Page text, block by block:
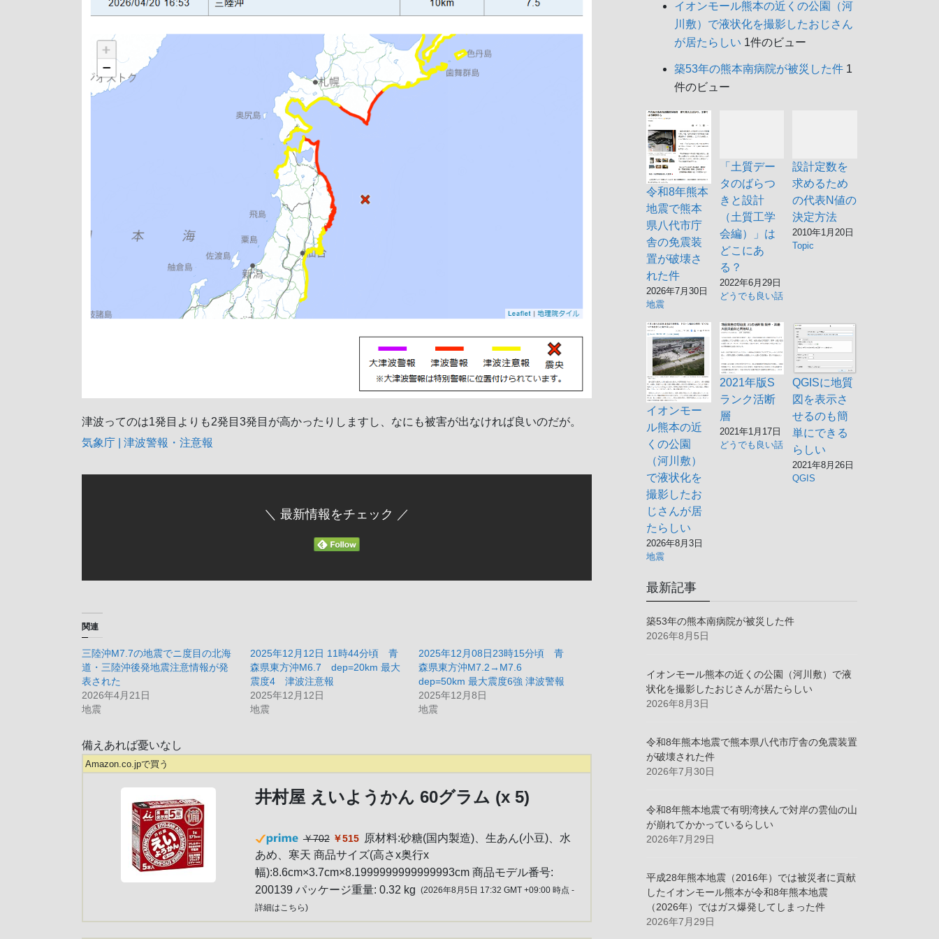
津波ってのは1発目よりも2発目3発目が高かったりしますし、なにも被害が出なければ良いのだが。
気象庁 | 津波警報・注意報
＼ 最新情報をチェック ／
関連
三陸沖M7.7の地震でニ度目の北海
道・三陸沖後発地震注意情報が発
表された
2026年4月21日
地震
2025年12月12日 11時44分頃 青
森県東方沖M6.7 dep=20km 最大
震度4 津波注意報
2025年12月12日
地震
2025年12月08日23時15分頃 青
森県東方沖M7.2→M7.6
dep=50km 最大震度6強 津波警報
2025年12月8日
地震
備えあれば憂いなし
Amazon.co.jpで買う
井村屋 えいようかん 60グラム (x 5)
￥702 ￥515 原材料:砂糖(国内製造)、生あん(小豆)、水
あめ、寒天 商品サイズ(高さx奥行x
幅):8.6cm×3.7cm×8.1999999999999993cm 商品モデル番号:
200139 パッケージ重量: 0.32 kg
(2026年8月5日 17:32 GMT +09:00 時点 -
詳細はこちら)
Amazon.co.jpで買う
FORESIA 耐震マット
業務用 20枚入り 地震対
策 転倒防止 防災士監修
震度7対応 耐震ジェル
滑り止め 超強力粘着 透
明 振動吸収 耐荷重
100kg
￥2,520 ￥1,853
【新開発
の耐震マット】驚異の粘着力によ
り、貼るだけで転倒対策ができま
す。賃貸住宅で穴を開けられない場
合でも、工事不要で設置することが
可能です。厚さ5mmで耐荷重
100kg(4枚ご使用時)の耐震ジェルで
す。子供やペットのいたずらによ
る、転倒防止にも役立ちます。
【剥がして何度でも使用できる】接
してもあとが残りません。水洗いし
経済的な防災用品です。取り付け方
法や剥がし方などの、詳細な取扱説
度７を記録...もっと読む (2026年8月5日
15:11 GMT +09:00 時点 -詳細はこちら)
首都大地震
イオンモール熊本の近くの公園（河
川敷）で液状化を撮影したおじさん
が居たらしい 1件のビュー
築53年の熊本南病院が被災した件 1
件のビュー
令和8年熊本
地震で熊本
県八代市庁
舎の免震装
置が破壊さ
れた件
2026年7月30日
地震
「土質デー
タのばらつ
きと設計
（土質工学
会編）」は
どこにあ
る？
2022年6月29日
どうでも良い話
設計定数を
求めるため
の代表N値の
決定方法
2010年1月20日
Topic
イオンモー
ル熊本の近
くの公園
（河川敷）
で液状化を
撮影したお
じさんが居
たらしい
2026年8月3日
地震
2021年版S
ランク活断
層
2021年1月17日
どうでも良い話
QGISに地質
図を表示さ
せるのも簡
単にできる
らしい
2021年8月26日
QGIS
最新記事
築53年の熊本南病院が被災した件
2026年8月5日
イオンモール熊本の近くの公園（河川敷）で液
状化を撮影したおじさんが居たらしい
2026年8月3日
令和8年熊本地震で熊本県八代市庁舎の免震装置
が破壊された件
2026年7月30日
令和8年熊本地震で有明湾挟んで対岸の雲仙の山
が崩れてかかっているらしい
2026年7月29日
平成28年熊本地震（2016年）では被災者に貢献
したイオンモール熊本が令和8年熊本地震
（2026年）ではガス爆発してしまった件
2026年7月29日